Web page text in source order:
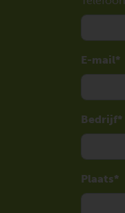
E-mail
Bedrijf
Plaats